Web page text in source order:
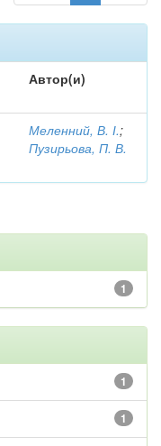
Автор(и)
Меленний, В. І.;
Пузирьова, П. В.
1
1
1